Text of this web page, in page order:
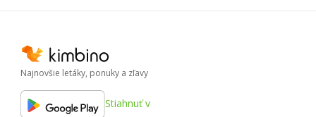
Najnovšie letáky, ponuky a zľavy
Stiahnuť v